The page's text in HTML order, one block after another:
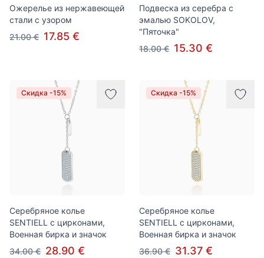
Ожерелье из нержавеющей
стали с узором
21.00 € 17.85 €
Подвеска из серебра с
эмалью SOKOLOV,
"Пяточка"
18.00 € 15.30 €
Скидка -15%
Серебряное колье
SENTIELL с цирконами,
Военная бирка и значок
34.00 € 28.90 €
Скидка -15%
Серебряное колье
SENTIELL с цирконами,
Военная бирка и значок
36.90 € 31.37 €